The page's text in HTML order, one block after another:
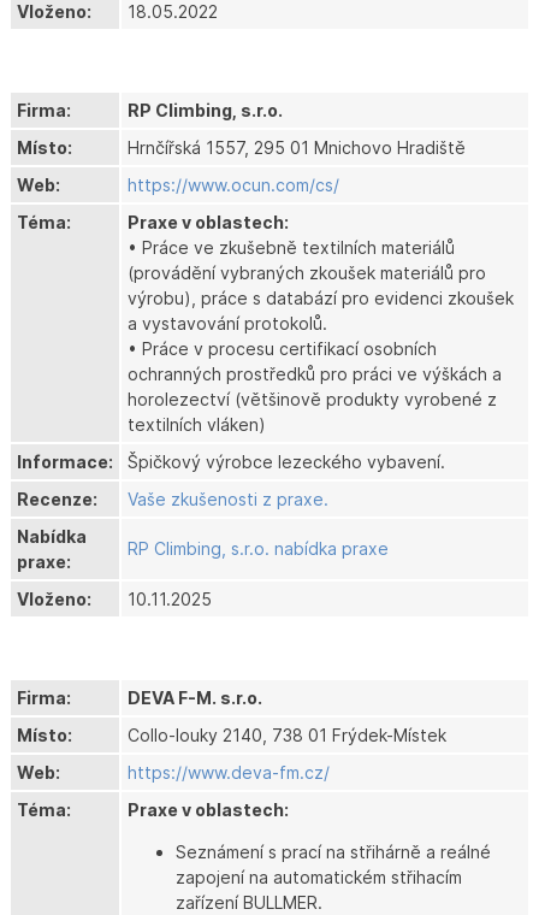
Vloženo: 18.05.2022
Firma:
RP Climbing, s.r.o.
Místo:
Hrnčířská 1557, 295 01 Mnichovo Hradiště
Web:
https://www.ocun.com/cs/
Téma:
Praxe v oblastech:
• Práce ve zkušebně textilních materiálů
(provádění vybraných zkoušek materiálů pro
výrobu), práce s databází pro evidenci zkoušek
a vystavování protokolů.
• Práce v procesu certifikací osobních
ochranných prostředků pro práci ve výškách a
horolezectví (většinově produkty vyrobené z
textilních vláken)
Informace:
Špičkový výrobce lezeckého vybavení.
Recenze:
Vaše zkušenosti z praxe.
Nabídka
praxe:
RP Climbing, s.r.o. nabídka praxe
Vloženo: 10.11.2025
Firma:
DEVA F-M. s.r.o.
Místo:
Collo-louky 2140, 738 01 Frýdek-Místek
Web:
https://www.deva-fm.cz/
Téma:
Praxe v oblastech:
Seznámení s prací na střihárně a reálné
zapojení na automatickém střihacím
zařízení BULLMER.